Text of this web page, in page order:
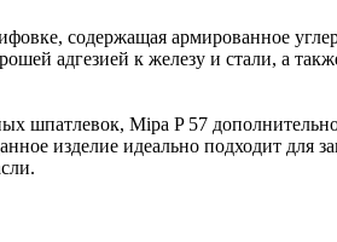
содержащая армированное
адгезией к железу и стали, а
шпатлевок, Mipa P 57
изделие идеально подходит для